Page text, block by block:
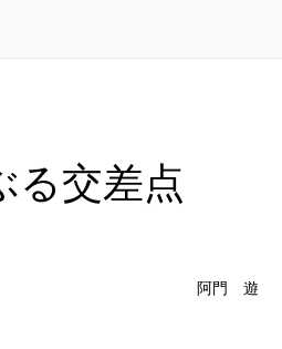
る交差点
阿門 遊